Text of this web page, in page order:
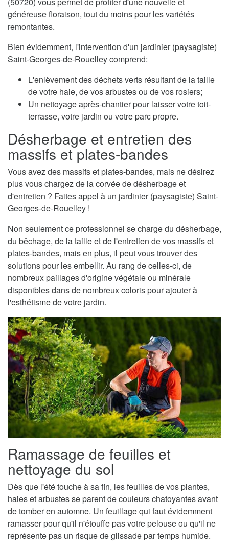
généreuse floraison, tout du moins pour les variétés
remontantes.
Bien évidemment, l'intervention d'un jardinier (paysagiste)
Saint-Georges-de-Rouelley comprend:
L'enlèvement des déchets verts résultant de la taille
de votre haie, de vos arbustes ou de vos rosiers;
Un nettoyage après-chantier pour laisser votre toit-
terrasse, votre jardin ou votre parc propre.
Désherbage et entretien des
massifs et plates-bandes
Vous avez des massifs et plates-bandes, mais ne désirez
plus vous chargez de la corvée de désherbage et
d'entretien ? Faites appel à un jardinier (paysagiste) Saint-
Georges-de-Rouelley !
Non seulement ce professionnel se charge du désherbage,
du bêchage, de la taille et de l'entretien de vos massifs et
plates-bandes, mais en plus, il peut vous trouver des
solutions pour les embellir. Au rang de celles-ci, de
nombreux paillages d'origine végétale ou minérale
disponibles dans de nombreux coloris pour ajouter à
l'esthétisme de votre jardin.
Ramassage de feuilles et
nettoyage du sol
Dès que l'été touche à sa fin, les feuilles de vos plantes,
haies et arbustes se parent de couleurs chatoyantes avant
de tomber en automne. Un feuillage qui faut évidemment
ramasser pour qu'il n'étouffe pas votre pelouse ou qu'il ne
représente pas un risque de glissade par temps humide.